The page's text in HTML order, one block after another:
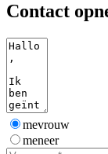
Contact
mevrouw
meneer